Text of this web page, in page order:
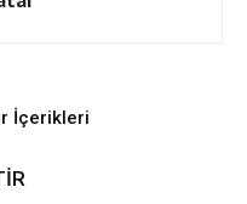
İçerikleri